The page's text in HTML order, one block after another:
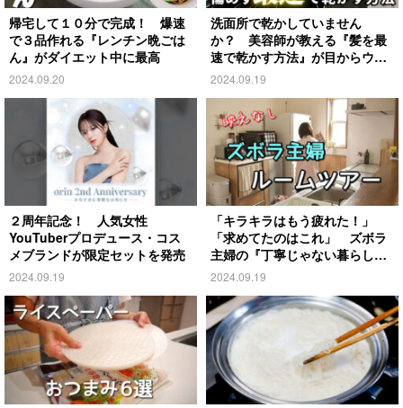
帰宅して１０分で完成！ 爆速
で３品作れる『レンチン晩ごは
ん』がダイエット中に最高
2024.09.20
洗面所で乾かしていません
か？ 美容師が教える『髪を最
速で乾かす方法』が目からウロ
コ
2024.09.19
２周年記念！ 人気女性
YouTuberプロデュース・コス
メブランドが限定セットを発売
2024.09.19
「キラキラはもう疲れた！」
「求めてたのはこれ」 ズボラ
主婦の『丁寧じゃない暮らし』
がこちら
2024.09.19